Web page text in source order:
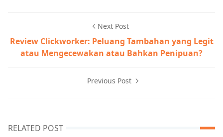
Next Post
Review Clickworker: Peluang Tambahan yang Legit
atau Mengecewakan atau Bahkan Penipuan?
Previous Post
RELATED POST